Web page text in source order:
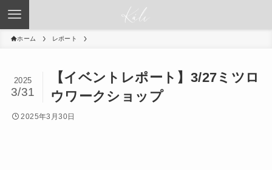
ホーム レポート
【イベントレポート】3/27ミツロ
ウワークショップ
2025
3/31
2025年3月30日